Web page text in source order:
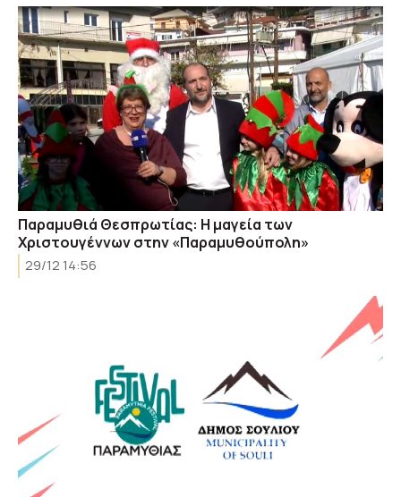
Παραμυθιά Θεσπρωτίας: Η μαγεία των
Χριστουγέννων στην «Παραμυθούπολη»
29/12 14:56